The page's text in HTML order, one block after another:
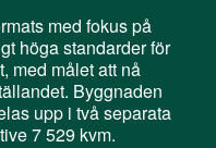
med fokuspå
t högastandarderför
, med måletatt nå
. Byggnaden
upp i tvåseparata
7 529 kvm.